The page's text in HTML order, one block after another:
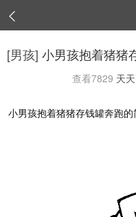

[男孩] 小男孩抱着猪猪
查看7829 天
小男孩抱着猪猪存钱罐奔跑